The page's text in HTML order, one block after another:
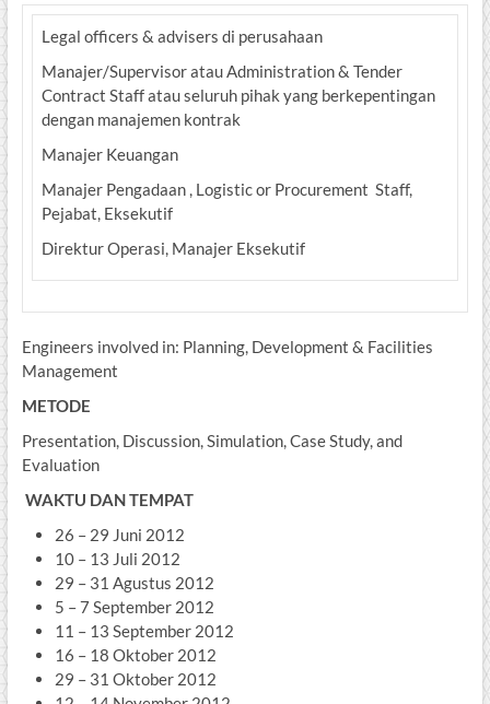
Legal officers & advisers di perusahaan
Manajer/Supervisor atau Administration & Tender
Contract Staff atau seluruh pihak yang berkepentingan
dengan manajemen kontrak
Manajer Keuangan
Manajer Pengadaan , Logistic or Procurement Staff,
Pejabat, Eksekutif
Direktur Operasi, Manajer Eksekutif
Engineers involved in: Planning, Development & Facilities
Management
METODE
Presentation, Discussion, Simulation, Case Study, and
Evaluation
WAKTU DAN TEMPAT
26 – 29 Juni 2012
10 – 13 Juli 2012
29 – 31 Agustus 2012
5 – 7 September 2012
11 – 13 September 2012
16 – 18 Oktober 2012
29 – 31 Oktober 2012